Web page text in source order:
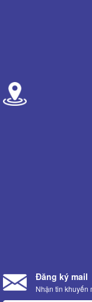
Đăng ký mail
Nhận tin khuyến